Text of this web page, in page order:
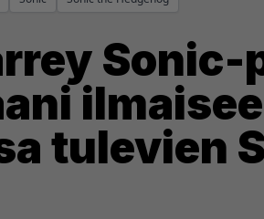
ilmaisee
tulevien